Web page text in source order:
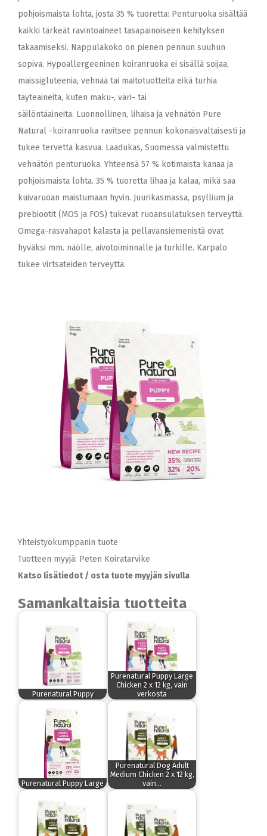
pohjoismaista lohta, josta 35 % tuoretta: Penturuoka sisältää
kaikki tärkeät ravintoaineet tasapainoiseen kehityksen
takaamiseksi. Nappulakoko on pienen pennun suuhun
sopiva. Hypoallergeeninen koiranruoka ei sisällä soijaa,
maissigluteenia, vehnää tai maitotuotteita eikä turhia
täyteaineita, kuten maku-, väri- tai
säilöntäaineita. Luonnollinen, lihaisa ja vehnätön Pure
Natural -koiranruoka ravitsee pennun kokonaisvaltaisesti ja
tukee tervettä kasvua. Laadukas, Suomessa valmistettu
vehnätön penturuoka. Yhteensä 57 % kotimaista kanaa ja
pohjoismaista lohta. 35 % tuoretta lihaa ja kalaa, mikä saa
kuivaruoan maistumaan hyvin. Juurikasmassa, psyllium ja
prebiootit (MOS ja FOS) tukevat ruoansulatuksen terveyttä.
Omega-rasvahapot kalasta ja pellavansiemenistä ovat
hyväksi mm. näölle, aivotoiminnalle ja turkille. Karpalo
tukee virtsateiden terveyttä.
Yhteistyökumppanin tuote
Tuotteen myyjä: Peten Koiratarvike
Katso lisätiedot / osta tuote myyjän sivulla
Samankaltaisia tuotteita
Purenatural Puppy
Purenatural Puppy Large
Chicken 2 x 12 kg, vain
verkosta
Purenatural Puppy Large
Purenatural Dog Adult
Medium Chicken 2 x 12 kg,
vain…